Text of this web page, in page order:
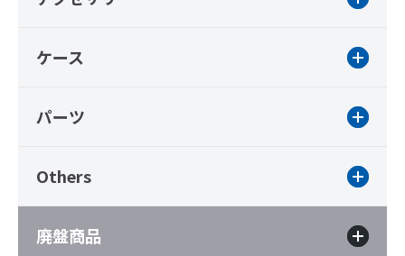
ケース
パーツ
Others
廃盤商品